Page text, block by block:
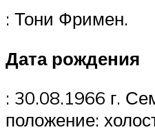
: Тони Фримен.
Дата рождения
: 30.08.1966 г.
положение: